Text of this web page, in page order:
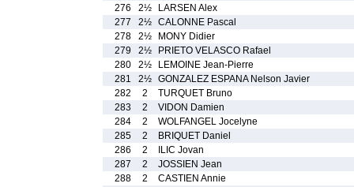
276
2½
LARSEN Alex
277
2½
CALONNE Pascal
278
2½
MONY Didier
279
2½
PRIETO VELASCO Rafael
280
2½
LEMOINE Jean-Pierre
281
2½
GONZALEZ ESPANA Nelson Javier
282
2
TURQUET Bruno
283
2
VIDON Damien
284
2
WOLFANGEL Jocelyne
285
2
BRIQUET Daniel
286
2
ILIC Jovan
287
2
JOSSIEN Jean
288
2
CASTIEN Annie